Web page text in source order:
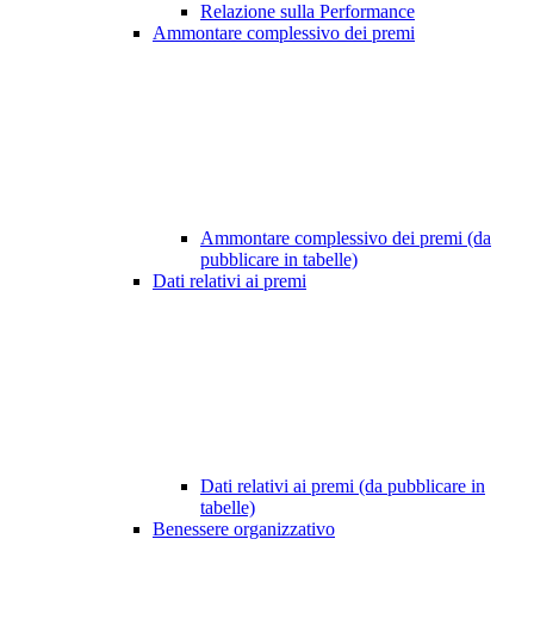
Relazione sulla Performance
Ammontare complessivo dei premi
Ammontare complessivo dei premi (da
pubblicare in tabelle)
Dati relativi ai premi
Dati relativi ai premi (da pubblicare in
tabelle)
Benessere organizzativo